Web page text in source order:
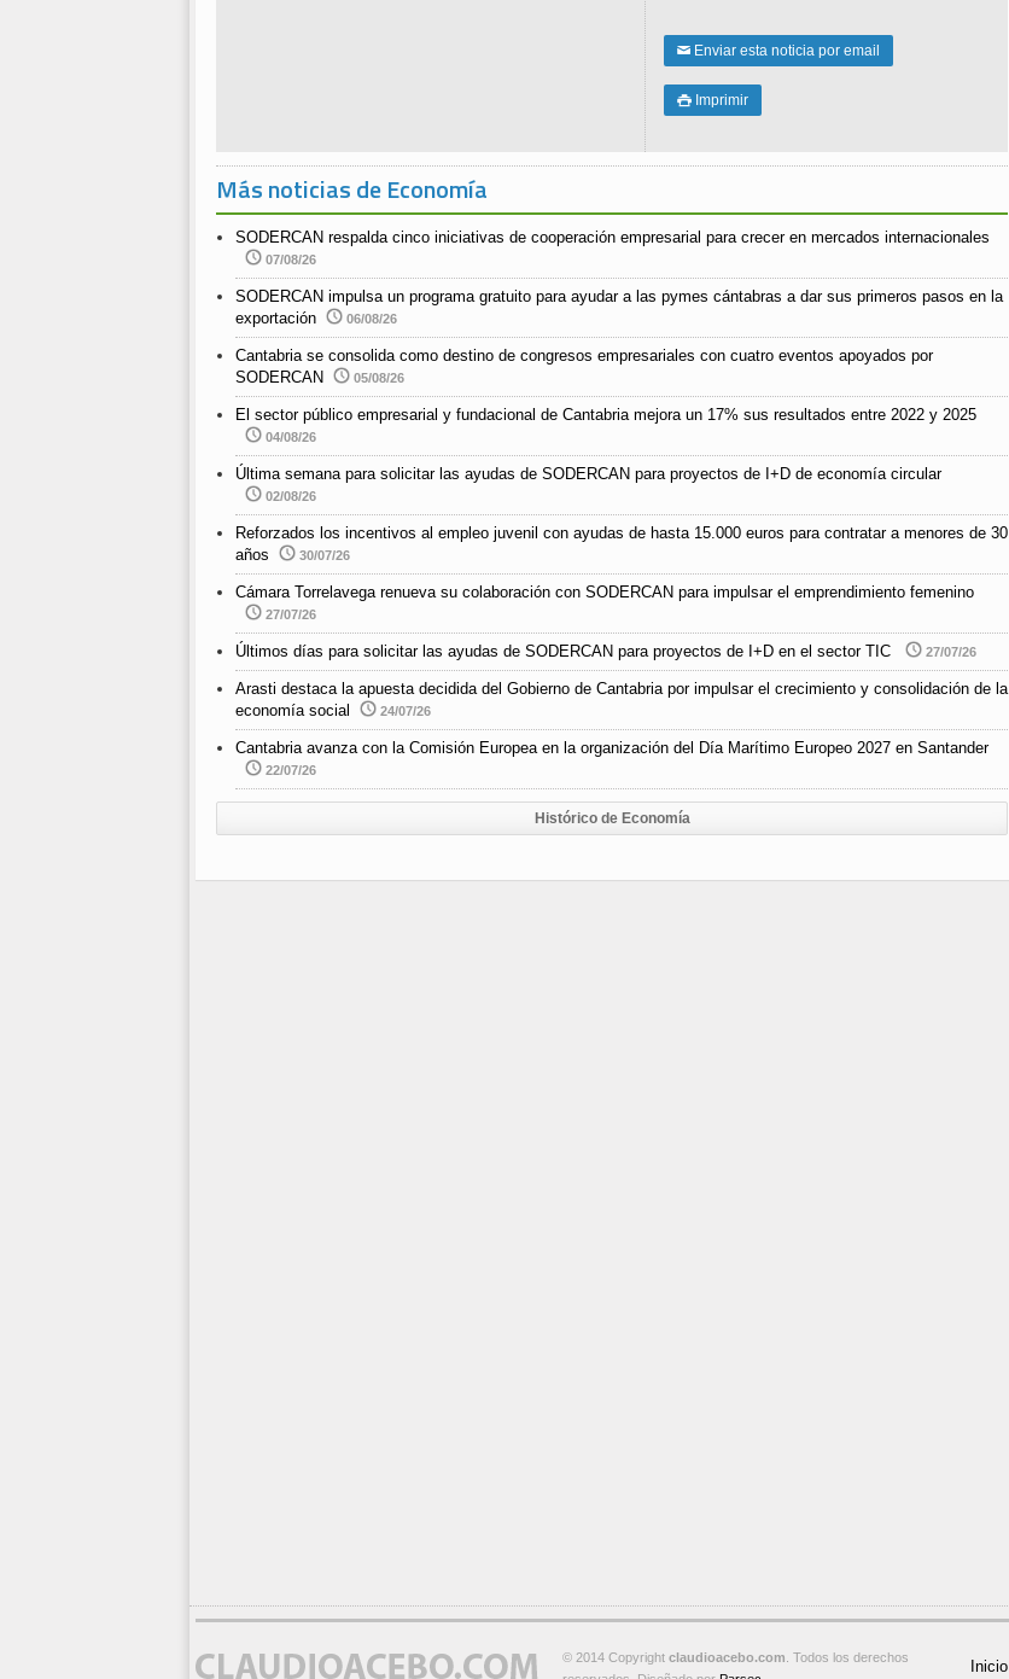
✉ Enviar esta noticia por email
 Imprimir
Más noticias de Economía
SODERCAN respalda cinco iniciativas de cooperación empresarial para crecer en mercados internacionales
07/08/26
SODERCAN impulsa un programa gratuito para ayudar a las pymes cántabras a dar sus primeros pasos en la
exportación
06/08/26
Cantabria se consolida como destino de congresos empresariales con cuatro eventos apoyados por
SODERCAN
05/08/26
El sector público empresarial y fundacional de Cantabria mejora un 17% sus resultados entre 2022 y 2025
04/08/26
Última semana para solicitar las ayudas de SODERCAN para proyectos de I+D de economía circular
02/08/26
Reforzados los incentivos al empleo juvenil con ayudas de hasta 15.000 euros para contratar a menores de 30
años
30/07/26
Cámara Torrelavega renueva su colaboración con SODERCAN para impulsar el emprendimiento femenino
27/07/26
Últimos días para solicitar las ayudas de SODERCAN para proyectos de I+D en el sector TIC 27/07/26
Arasti destaca la apuesta decidida del Gobierno de Cantabria por impulsar el crecimiento y consolidación de la
economía social
24/07/26
Cantabria avanza con la Comisión Europea en la organización del Día Marítimo Europeo 2027 en Santander
22/07/26
Histórico de Economía
Inicio
© 2014 Copyright claudioacebo.com . Todos los derechos